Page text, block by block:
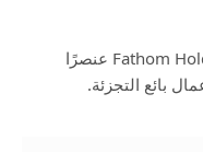
تضيف صفقة جميع الأسهم لشراء Fathom Holdings عنصرًا
بائع التجزئة.